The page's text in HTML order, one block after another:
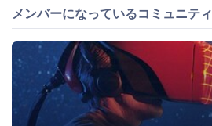
メンバーになっているコミュニティ